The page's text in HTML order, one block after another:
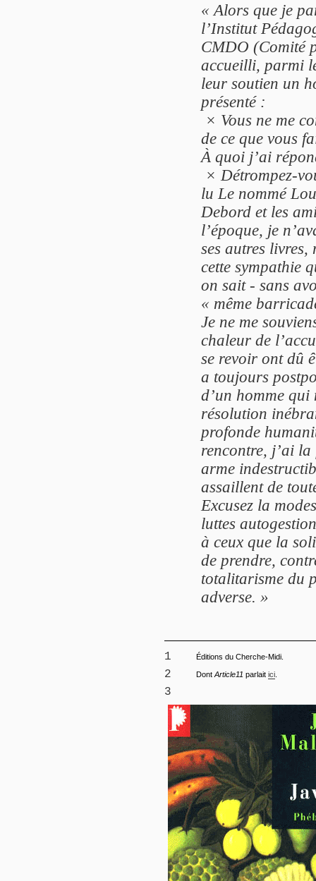
« Alors que je
l’Institut
CMDO (Comité
accueilli, parmi
leur soutien un
présenté :
× Vous ne me
de ce que vous
À quoi j’ai
× Détrompez-
lu Le nommé
Debord et les
l’époque, je
ses autres
cette sympathie
on sait - sans
« même
Je ne me
chaleur de
se revoir ont dû
a toujours
d’un homme qui
résolution
profonde
rencontre, j’ai la
arme
assaillent de
Excusez la
luttes
à ceux que la
de prendre,
totalitarisme du
adverse. »
1 Éditions du Cherche-Midi.
2 Dont Article11 parlait ici
3